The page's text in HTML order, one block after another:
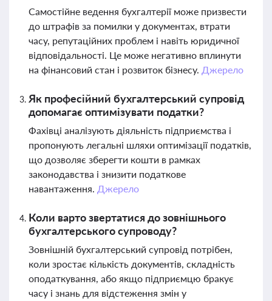
Самостійне ведення бухгалтерії може призвести
до штрафів за помилки у документах, втрати
часу, репутаційних проблем і навіть юридичної
відповідальності. Це може негативно вплинути
на фінансовий стан і розвиток бізнесу. Джерело
Як професійний бухгалтерський супровід
допомагає оптимізувати податки?
Фахівці аналізують діяльність підприємства і
пропонують легальні шляхи оптимізації податків,
що дозволяє зберегти кошти в рамках
законодавства і знизити податкове
навантаження. Джерело
Коли варто звертатися до зовнішнього
бухгалтерського супроводу?
Зовнішній бухгалтерський супровід потрібен,
коли зростає кількість документів, складність
оподаткування, або якщо підприємцю бракує
часу і знань для відстеження змін у